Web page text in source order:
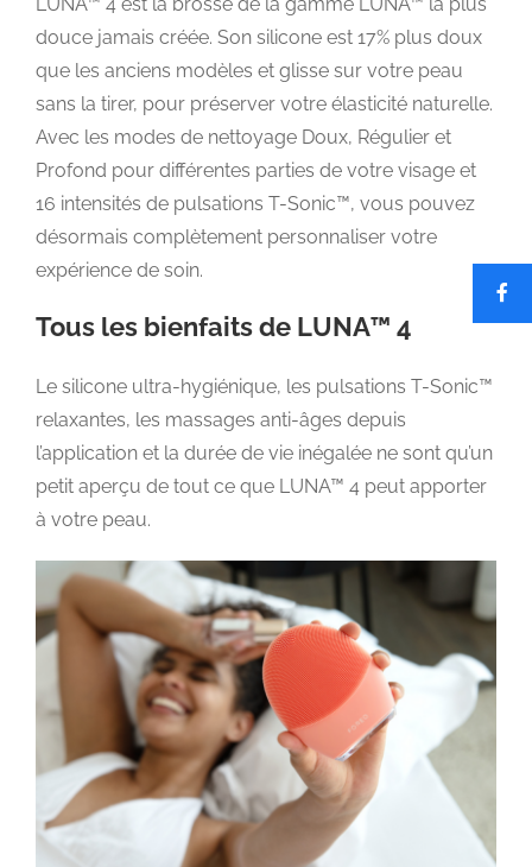
douce jamais créée. Son silicone est 17% plus doux
que les anciens modèles et glisse sur votre peau
sans la tirer, pour préserver votre élasticité naturelle.
Avec les modes de nettoyage Doux, Régulier et
Profond pour différentes parties de votre visage et
16 intensités de pulsations T-Sonic™, vous pouvez
désormais complètement personnaliser votre
expérience de soin.
Tous les bienfaits de LUNA™ 4
Le silicone ultra-hygiénique, les pulsations T-Sonic™
relaxantes, les massages anti-âges depuis
l’application et la durée de vie inégalée ne sont qu’un
petit aperçu de tout ce que LUNA™ 4 peut apporter
à votre peau.